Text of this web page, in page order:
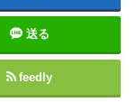
送る
feedly